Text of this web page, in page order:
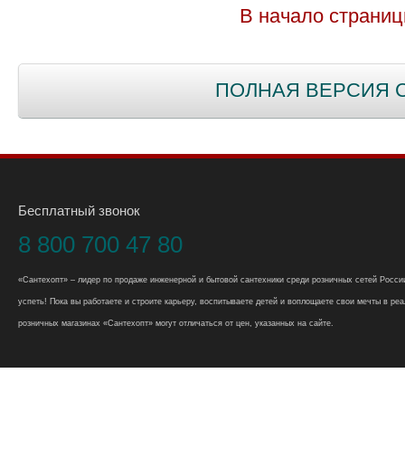
В начало
ПОЛНАЯ ВЕРСИЯ
Бесплатный звонок
8 800 700 47 80
«Сантехопт» – лидер по продаже инженерной и бытовой сантехники среди розничных сетей
успеть! Пока вы работаете и строите карьеру, воспитываете детей и воплощаете свои мечты в
розничных магазинах «Сантехопт» могут отличаться от цен, указанных на сайте.